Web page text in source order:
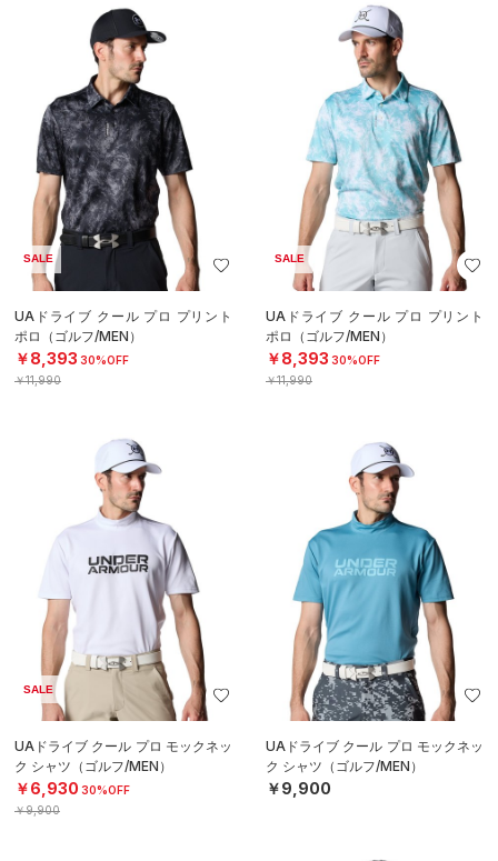
SALE
UAドライブ クール プロ プリント
ポロ（ゴルフ/MEN）
￥8,393 30%OFF
￥11,990
SALE
UAドライブ クール プロ プリント
ポロ（ゴルフ/MEN）
￥8,393 30%OFF
￥11,990
SALE
UAドライブ クール プロ モックネッ
ク シャツ（ゴルフ/MEN）
￥6,930 30%OFF
￥9,900
UAドライブ クール プロ モックネッ
ク シャツ（ゴルフ/MEN）
￥9,900